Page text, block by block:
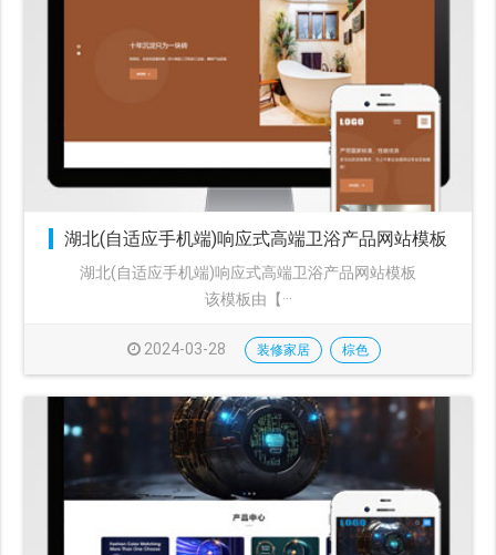
湖北(自适应手机端)响应式高端卫浴产品网站模板
湖北(自适应手机端)响应式高端卫浴产品网站模板
该模板由【···
2024-03-28 装修家居 棕色